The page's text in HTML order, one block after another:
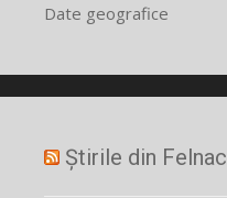
Date geografice
Știrile din Felnac